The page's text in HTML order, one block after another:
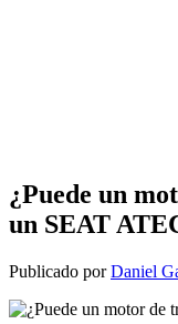
¿Puede un
un SEAT
Publicado porDaniel